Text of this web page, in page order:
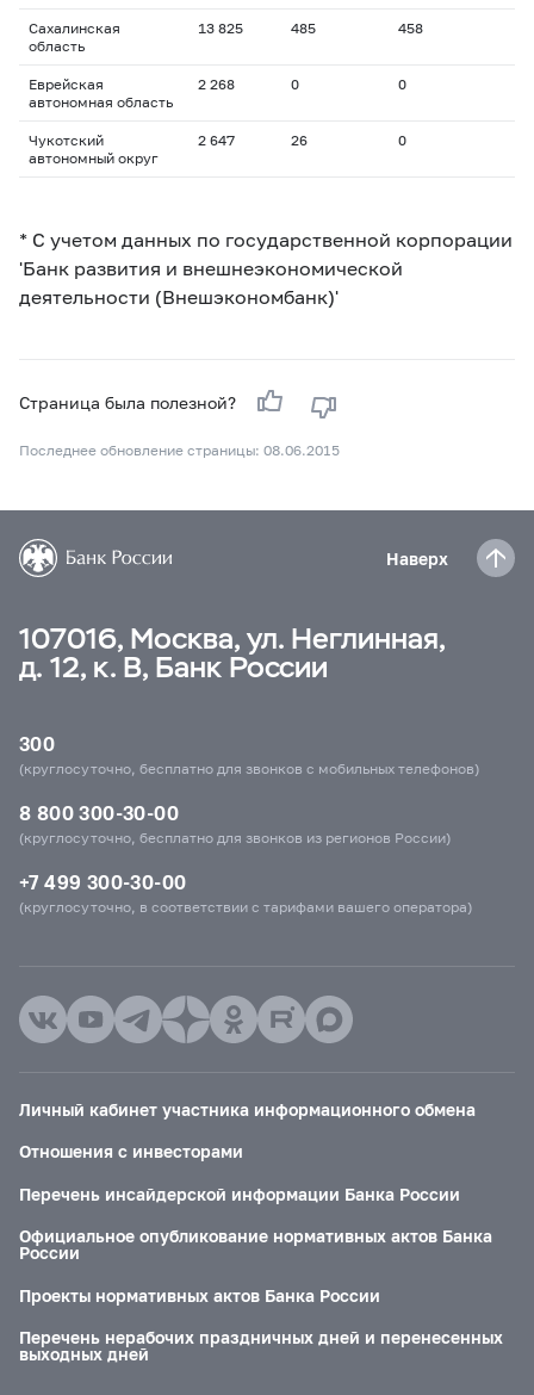
Сахалинская
область
13 825 485 458
Еврейская
автономная область
2 268 0 0
Чукотский
автономный округ
2 647 26 0
* С учетом данных по государственной корпорации
'Банк развития и внешнеэкономической
деятельности (Внешэкономбанк)'
Страница была полезной?
Последнее обновление страницы: 08.06.2015
Наверх
107016, Москва, ул. Неглинная,
д. 12, к. В, Банк России
300
(круглосуточно, бесплатно для звонков с мобильных телефонов)
8 800 300-30-00
(круглосуточно, бесплатно для звонков из регионов России)
+7 499 300-30-00
(круглосуточно, в соответствии с тарифами вашего оператора)
Личный кабинет участника информационного обмена
Отношения с инвесторами
Перечень инсайдерской информации Банка России
Официальное опубликование нормативных актов Банка
России
Проекты нормативных актов Банка России
Перечень нерабочих праздничных дней и перенесенных
выходных дней